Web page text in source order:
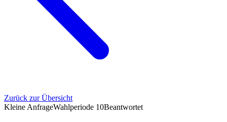
Zurück zur Übersicht
Kleine AnfrageWahlperiode 10Beantwortet